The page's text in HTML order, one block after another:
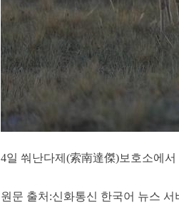
4일 쒀난다제(索南達傑)보호소에
원문 출처:신화통신 한국어 뉴스 서